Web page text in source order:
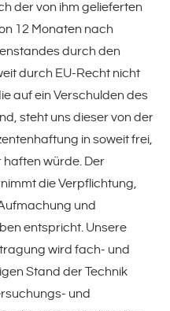
-matten
der von ihm gelieferten
12 Monaten nach
durch den
durch EU-Recht nicht
auf ein Verschulden des
steht uns dieser von der
in soweit frei,
würde. Der
die Verpflichtung,
und
entspricht. Unsere
wird fach- und
Stand der Technik
und